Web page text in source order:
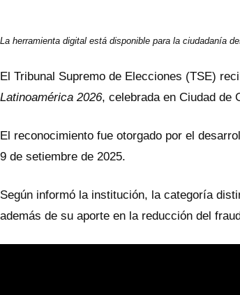
La herramienta digital está disponible para la ciudadanía
El Tribunal Supremo de Elecciones (TSE)
Latinoamérica 2026, celebrada en Ciudad de
El reconocimiento fue otorgado por el
9 de setiembre de 2025.
Según informó la institución, la categoría
además de su aporte en la reducción del